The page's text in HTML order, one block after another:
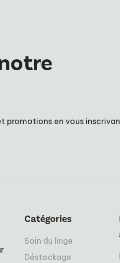
promotions en vous
Catégories
Soin du linge
Déstockage